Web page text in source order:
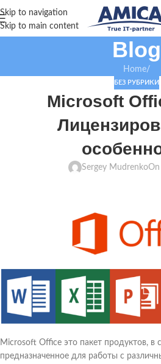
Skip to navigation
Skip to main content
Blog
Home/
БЕЗ РУБРИКИ
Microsoft
Sergey MudrenkoOn
Microsoft Office это пакет продуктов, в
предназначенное для работы с